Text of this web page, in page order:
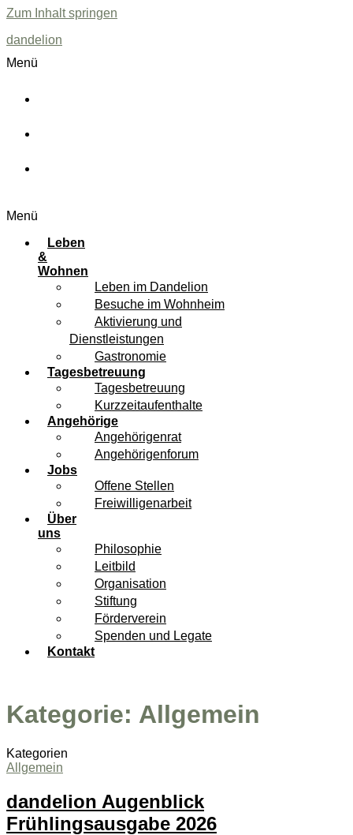
Zum Inhalt springen
dandelion
Menü
Menü
Leben
&
Wohnen
Leben im Dandelion
Besuche im Wohnheim
Aktivierung und
Dienstleistungen
Gastronomie
Tagesbetreuung
Tagesbetreuung
Kurzzeitaufenthalte
Angehörige
Angehörigenrat
Angehörigenforum
Jobs
Offene Stellen
Freiwilligenarbeit
Über
uns
Philosophie
Leitbild
Organisation
Stiftung
Förderverein
Spenden und Legate
Kontakt
Kategorie: Allgemein
Kategorien
Allgemein
dandelion Augenblick
Frühlingsausgabe 2026